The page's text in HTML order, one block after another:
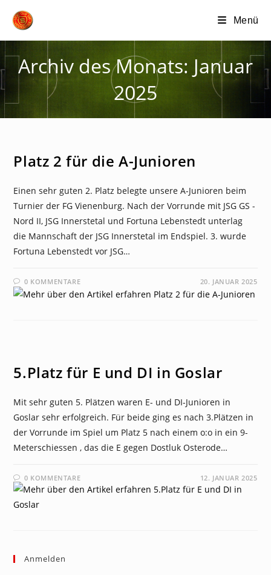
Inhalt
Menü
Archiv des Monats: Januar
2025
Platz 2 für die A-Junioren
Einen sehr guten 2. Platz belegte unsere A-Junioren beim
Turnier der FG Vienenburg. Nach der Vorrunde mit JSG GS -
Nord II, JSG Innerstetal und Fortuna Lebenstedt unterlag
die Mannschaft der JSG Innerstetal im Endspiel. 3. wurde
Fortuna Lebenstedt vor JSG…
0 KOMMENTARE 20. JANUAR 2025
5.Platz für E und DI in Goslar
Mit sehr guten 5. Plätzen waren E- und DI-Junioren in
Goslar sehr erfolgreich. Für beide ging es nach 3.Plätzen in
der Vorrunde im Spiel um Platz 5 nach einem o:o in ein 9-
Meterschiessen , das die E gegen Dostluk Osterode…
0 KOMMENTARE 12. JANUAR 2025
Anmelden